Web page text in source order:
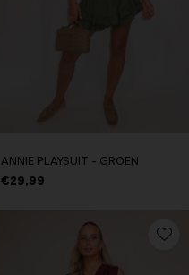
ANNIE PLAYSUIT - GROEN
€29,99